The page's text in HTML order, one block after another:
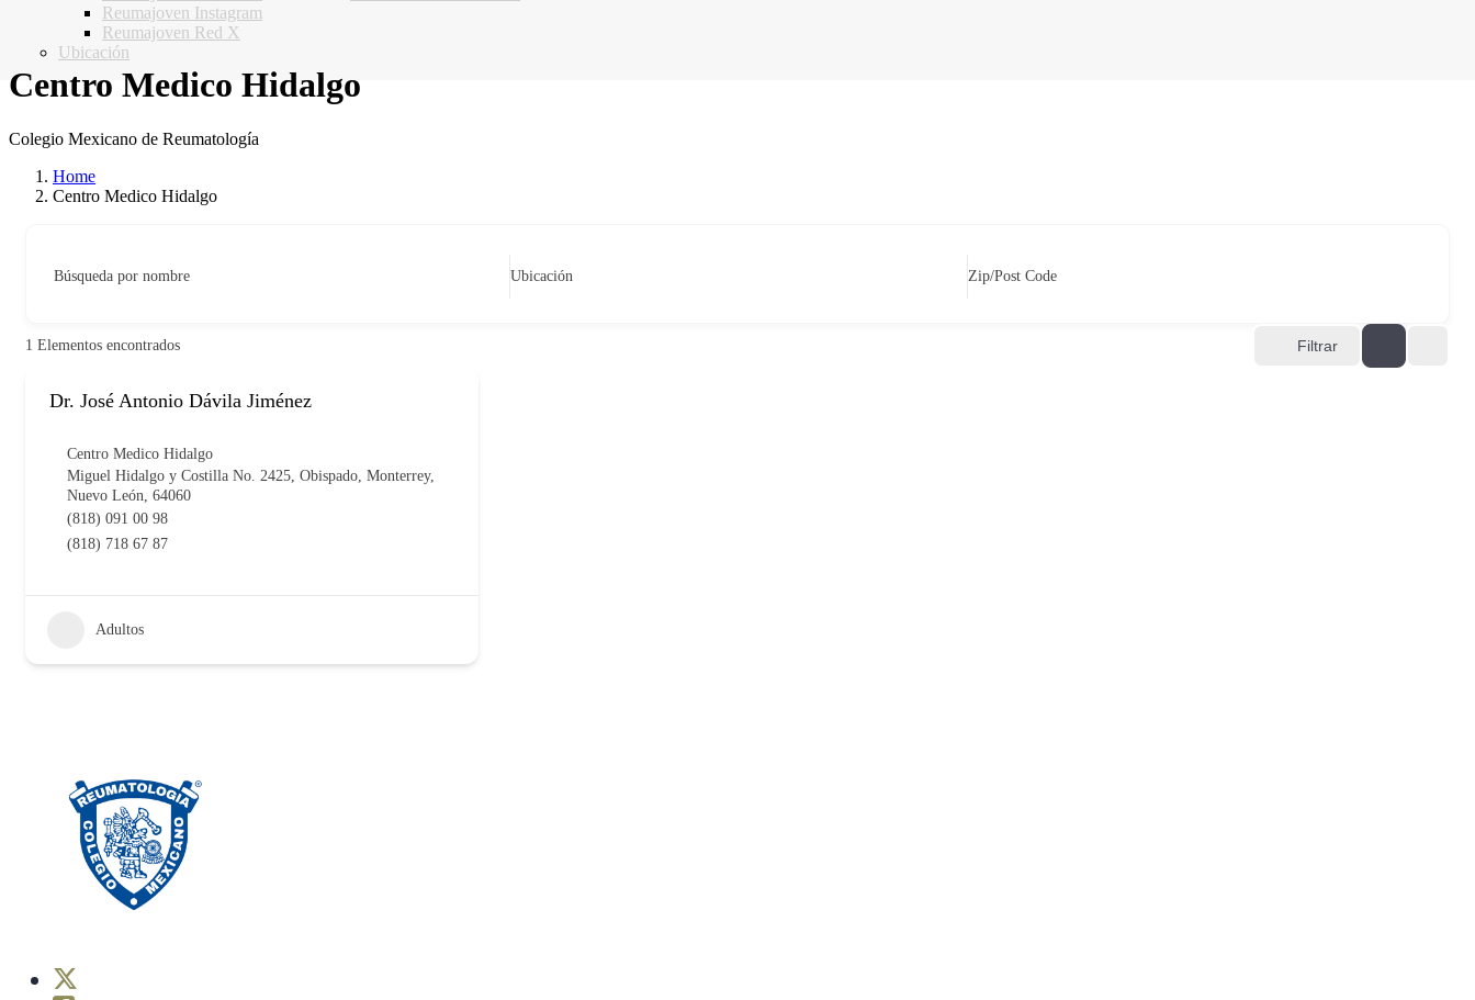
Reumajoven Instagram
Reumajoven Red X
Ubicación
Centro Medico Hidalgo
Colegio Mexicano de Reumatología
Home
Centro Medico Hidalgo
Búsqueda por nombre Ubicación Zip/Post Code
1 Elementos encontrados Filtrar
Dr. José Antonio Dávila Jiménez
Centro Medico Hidalgo
Miguel Hidalgo y Costilla No. 2425, Obispado, Monterrey,
Nuevo León, 64060
(818) 091 00 98
(818) 718 67 87
Adultos